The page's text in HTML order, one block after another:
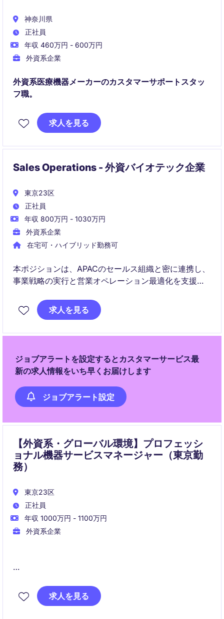
神奈川県
正社員
年収 460万円 - 600万円
外資系企業
外資系医療機器メーカーのカスタマーサポートスタッ
フ職。
求人を見る
Sales Operations - 外資バイオテック企業
東京23区
正社員
年収 800万円 - 1030万円
外資系企業
在宅可・ハイブリッド勤務可
本ポジションは、APACのセールス組織と密に連携し、
事業戦略の実行と営業オペレーション最適化を支援す
善、新プロセス導入をリードし、現場の意思決定を支
える役割を担います。
求人を見る
ジョブアラートを設定するとカスタマーサービス最
新の求人情報をいち早くお届けします
ジョブアラート設定
【外資系・グローバル環境】プロフェッシ
ョナル機器サービスマネージャー（東京勤
務）
東京23区
正社員
年収 1000万円 - 1100万円
外資系企業
日本市場におけるサービスビジネスの強化を担い、技
求人を見る